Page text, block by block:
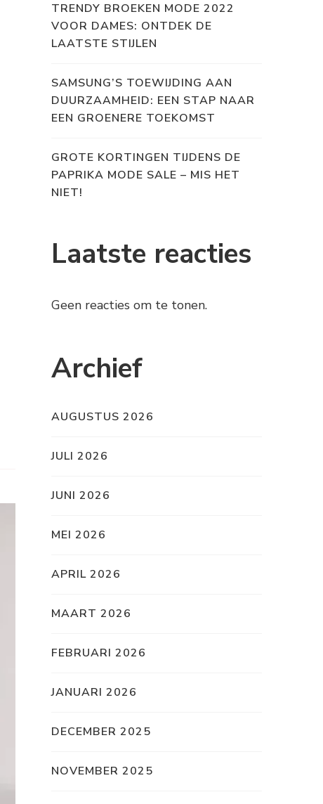
TRENDY BROEKEN MODE 2022
VOOR DAMES: ONTDEK DE
LAATSTE STIJLEN
SAMSUNG’S TOEWIJDING AAN
DUURZAAMHEID: EEN STAP NAAR
EEN GROENERE TOEKOMST
GROTE KORTINGEN TIJDENS DE
PAPRIKA MODE SALE – MIS HET
NIET!
Laatste reacties
Geen reacties om te tonen.
Archief
AUGUSTUS 2026
JULI 2026
JUNI 2026
MEI 2026
APRIL 2026
MAART 2026
FEBRUARI 2026
JANUARI 2026
DECEMBER 2025
NOVEMBER 2025